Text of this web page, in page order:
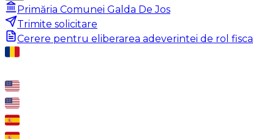
Primăria Comunei Galda De Jos
Trimite solicitare
Cerere pentru eliberarea adeverintei de rol fiscal